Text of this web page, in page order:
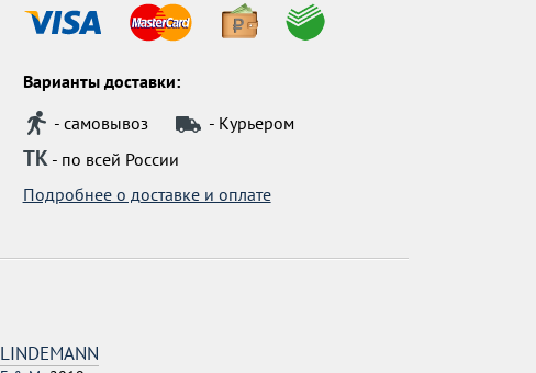
Варианты доставки:
- самовывоз
- Курьером
ТК - по всей России
Подробнее о доставке и оплате
LINDEMANN